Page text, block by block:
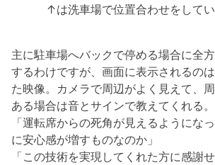
↑は洗車場で位置合わせをして
主に駐車場へバックで停める場合に全
するわけですが、画面に表示されるの
た映像。カメラで周辺がよく見えて、
ある場合は音とサインで教えてくれる。
「運転席からの死角が見えるようにな
に安心感が増すものなのか」
「この技術を実現してくれた方に感謝